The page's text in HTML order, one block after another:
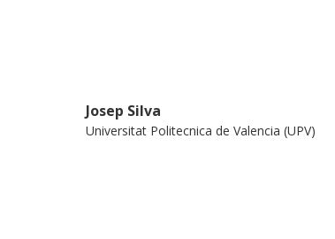
Josep Silva
Universitat Politecnica de Valencia (UPV)